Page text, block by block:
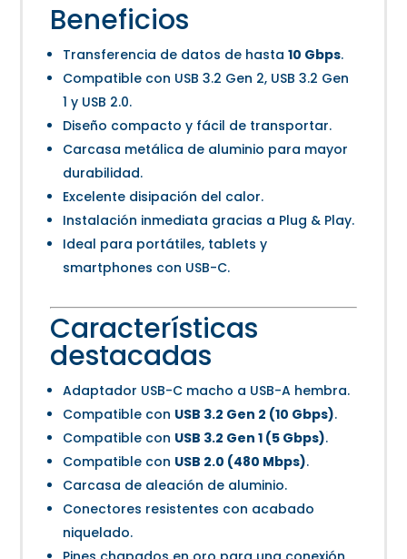
Beneficios
Transferencia de datos de hasta10 Gbps.
Compatible con USB 3.2 Gen 2, USB 3.2 Gen
1 y USB 2.0.
Diseño compacto y fácil de transportar.
Carcasa metálica de aluminio para mayor
durabilidad.
Excelente disipación del calor.
Instalación inmediata gracias a Plug & Play.
Ideal para portátiles, tablets y
smartphones con USB-C.
Características
destacadas
Adaptador USB-C macho a USB-A hembra.
Compatible con USB 3.2 Gen 2 (10 Gbps).
Compatible con USB 3.2 Gen 1 (5 Gbps).
Compatible con USB 2.0 (480 Mbps).
Carcasa de aleación de aluminio.
Conectores resistentes con acabado
niquelado.